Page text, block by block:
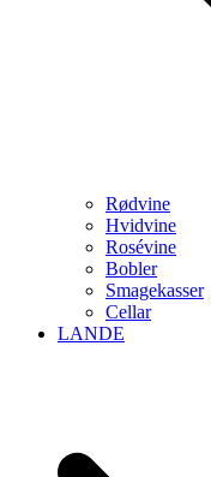
Rødvine
Hvidvine
Rosévine
Bobler
Smagekasser
Cellar
LANDE